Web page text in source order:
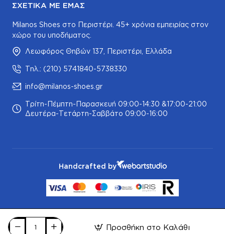
Προσθήκη στο Καλάθι
ΣΧΕΤΙΚΆ ΜΕ ΕΜΆΣ
Milanos Shoes στο Περιστέρι. 45+ χρόνια εμπειρίας στον
χώρο του υποδήματος.
Λεωφόρος Θηβών 137, Περιστέρι, Ελλάδα
Τηλ.: (210) 5741840-5738330
info@milanos-shoes.gr
Τρίτη-Πέμπτη-Παρασκευή 09:00-14:30 &17:00-21:00
Δευτέρα-Τετάρτη-Σαββάτο 09:00-16:00
Handcrafted by